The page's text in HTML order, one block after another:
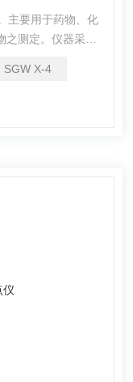
主要用于药物、化
测定。仪器采用
SGW X-4